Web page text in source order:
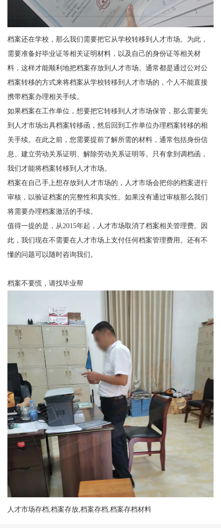
档案还在学校，那么我们需要把它从学校转移到人才市场。为此，
需要准备好毕业证等相关证明材料，以及自己的身份证等相关材
料，这样才能顺利地把档案存放到人才市场。通常都是通过公对公
档案转移的方式来将档案从学校转移到人才市场的，个人不能直接
携带档案办理相关手续。
如果档案在工作单位，想要把它转移到人才市场保管，那么需要先
到人才市场出具档案转移函，然后回到工作单位办理档案转移的相
关手续。在此之前，您需要提前了解所需的材料，通常包括身份信
息、建立劳动关系证明、解除劳动关系证明等。只有拿到调档函，
我们才能将档案转移到人才市场。
档案在自己手上想存放到人才市场的，人才市场会把你的档案进行
审核，以验证档案的完整性和真实性。如果没有通过审核那么我们
将需要办理档案激活的手续。
值得一提的是，从2015年起，人才市场取消了档案相关管理费。因
此，我们现在不需要在人才市场上支付任何档案管理费用。还有不
懂的问题可以随时咨询我们。
档案不要慌，请找毕业帮
人才市场存档,档案存放,档案存档,档案存档材料